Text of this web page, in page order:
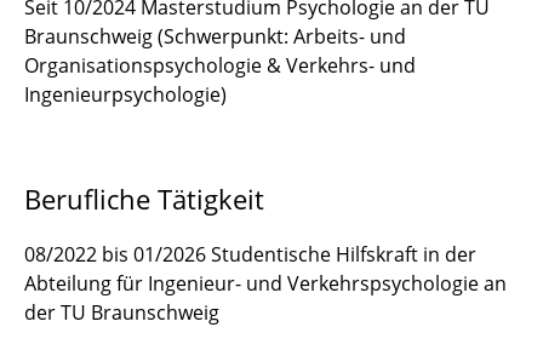
Seit 10/2024 Masterstudium Psychologie an der TU
Braunschweig (Schwerpunkt: Arbeits- und
Organisationspsychologie & Verkehrs- und
Ingenieurpsychologie)
Berufliche Tätigkeit
08/2022 bis 01/2026 Studentische Hilfskraft in der
Abteilung für Ingenieur- und Verkehrspsychologie an
der TU Braunschweig